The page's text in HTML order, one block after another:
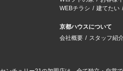
WEBチラシ
建てたい
京都ハウスについて
会社概要
スタッフ紹